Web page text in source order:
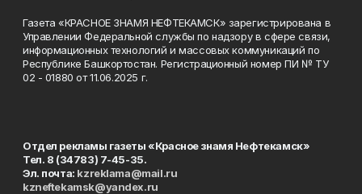
Газета «КРАСНОЕ ЗНАМЯ НЕФТЕКАМСК» зарегистрирована в
Управлении Федеральной службы по надзору в сфере связи,
информационных технологий и массовых коммуникаций по
Республике Башкортостан. Регистрационный номер ПИ № ТУ
02 - 01880 от 11.06.2025 г.
Отдел рекламы газеты «Красное знамя Нефтекамск»
Тел. 8 (34783) 7-45-35.
Эл. почта: kzreklama@mail.ru
kzneftekamsk@yandex.ru